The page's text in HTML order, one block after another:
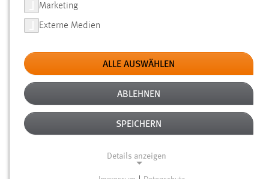
FILTER
Typ
Erstellungsdatum
Alter
Marketing
Externe Medien
ALLE AUSWÄHLEN
ABLEHNEN
SPEICHERN
Details anzeigen